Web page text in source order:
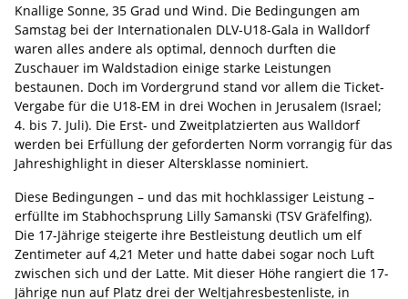
Knallige Sonne, 35 Grad und Wind. Die Bedingungen am
Samstag bei der Internationalen DLV-U18-Gala in Walldorf
waren alles andere als optimal, dennoch durften die
Zuschauer im Waldstadion einige starke Leistungen
bestaunen. Doch im Vordergrund stand vor allem die Ticket-
Vergabe für die U18-EM in drei Wochen in Jerusalem (Israel;
4. bis 7. Juli). Die Erst- und Zweitplatzierten aus Walldorf
werden bei Erfüllung der geforderten Norm vorrangig für das
Jahreshighlight in dieser Altersklasse nominiert.
Diese Bedingungen – und das mit hochklassiger Leistung –
erfüllte im Stabhochsprung Lilly Samanski (TSV Gräfelfing).
Die 17-Jährige steigerte ihre Bestleistung deutlich um elf
Zentimeter auf 4,21 Meter und hatte dabei sogar noch Luft
zwischen sich und der Latte. Mit dieser Höhe rangiert die 17-
Jährige nun auf Platz drei der Weltjahresbestenliste, in